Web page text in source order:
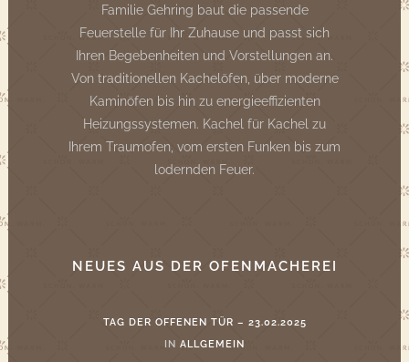
Familie Gehring baut die passende
Feuerstelle für Ihr Zuhause und passt sich
Ihren Begebenheiten und Vorstellungen an.
Von traditionellen Kachelöfen, über moderne
Kaminöfen bis hin zu energieeffizienten
Heizungssystemen. Kachel für Kachel zu
Ihrem Traumofen, vom ersten Funken bis zum
lodernden Feuer.
NEUES AUS DER OFENMACHEREI
TAG DER OFFENEN TÜR – 23.02.2025
IN ALLGEMEIN